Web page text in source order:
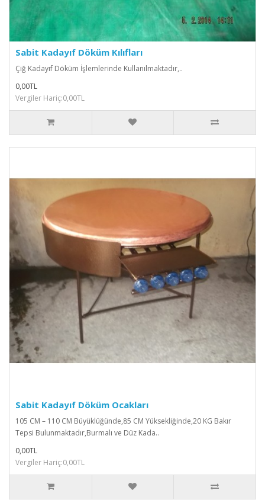
Sabit Kadayıf Döküm Kılıfları
Çiğ Kadayıf Döküm İşlemlerinde Kullanılmaktadır,..
0,00TL
Vergiler Hariç:0,00TL
Sabit Kadayıf Döküm Ocakları
105 CM – 110 CM Büyüklüğünde,85 CM Yüksekliğinde,20 KG Bakır
Tepsi Bulunmaktadır,Burmalı ve Düz Kada..
0,00TL
Vergiler Hariç:0,00TL